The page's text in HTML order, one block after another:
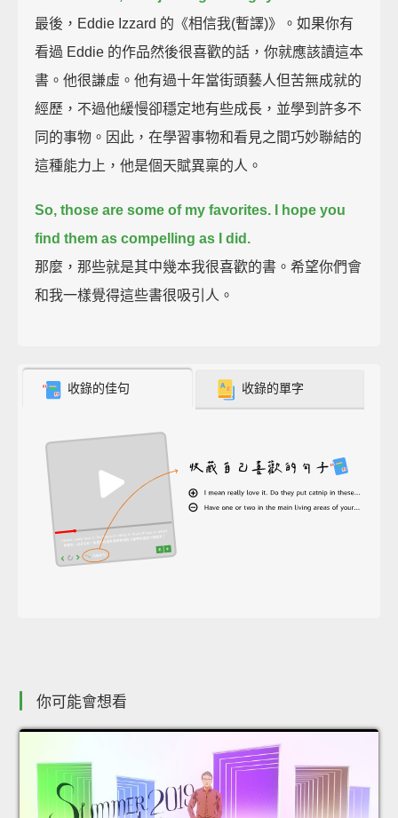
最後，Eddie Izzard 的《相信我(暫譯)》。如果你有
看過 Eddie 的作品然後很喜歡的話，你就應該讀這本
書。他很謙虛。他有過十年當街頭藝人但苦無成就的
經歷，不過他緩慢卻穩定地有些成長，並學到許多不
同的事物。因此，在學習事物和看見之間巧妙聯結的
這種能力上，他是個天賦異稟的人。
So, those are some of my favorites.
I hope you
find them as compelling as I did.
那麼，那些就是其中幾本我很喜歡的書。希望你們會
和我一樣覺得這些書很吸引人。
收錄的佳句 收錄的單字
你可能會想看